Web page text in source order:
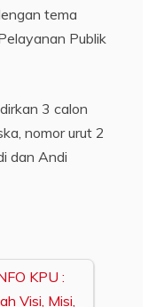
tema
Publik
3 calon
nomor urut 2
dan Andi